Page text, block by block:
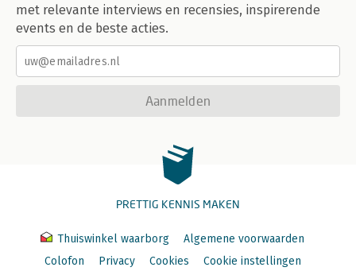
met relevante interviews en recensies, inspirerende
events en de beste acties.
Aanmelden
PRETTIG KENNIS MAKEN
Thuiswinkel waarborg
Algemene voorwaarden
Colofon
Privacy Cookies Cookie instellingen